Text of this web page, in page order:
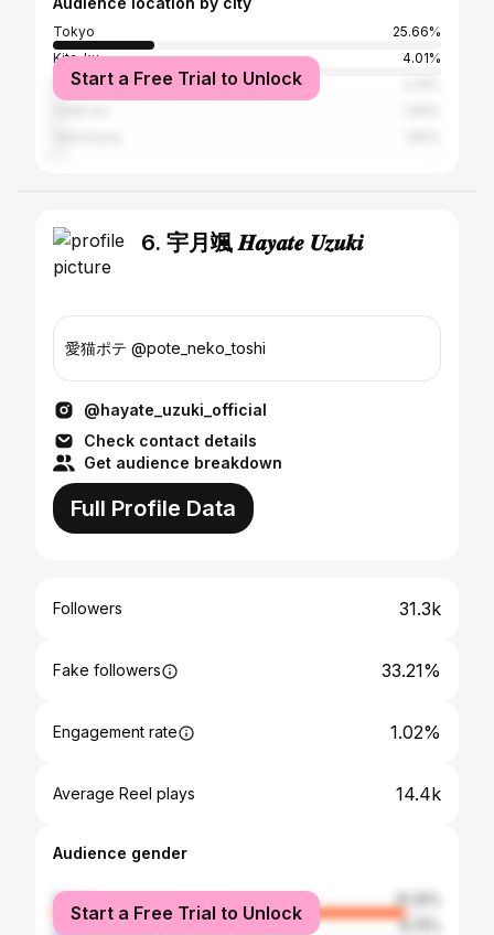
Tokyo
25.66%
Kita-ku
4.01%
Nagoya
Start a Free Trial to Unlock
6. 宇月颯 𝑯𝒂𝒚𝒂𝒕𝒆 𝑼𝒛𝒖𝒌𝒊
愛猫ポテ @pote_neko_toshi
@hayate_uzuki_official
Check contact details
Get audience breakdown
Full Profile Data
Followers 31.3k
Fake followers 33.21%
Engagement rate 1.02%
Average Reel plays 14.4k
Audience gender
female
91.25%
male
8.75%
Start a Free Trial to Unlock